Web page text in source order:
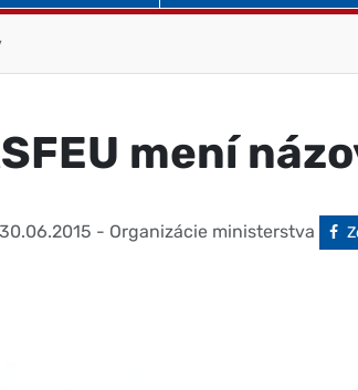
mení
30.06.2015 - Organizácie ministerstva